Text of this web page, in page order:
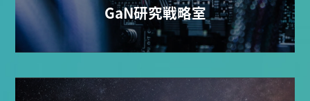
GaN研究戦略室